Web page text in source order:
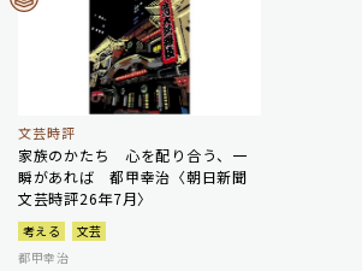
文芸時評
家族のかたち 心を配り合う、一
瞬があれば 都甲幸治〈朝日新聞
文芸時評26年7月〉
考える
文芸
都甲幸治